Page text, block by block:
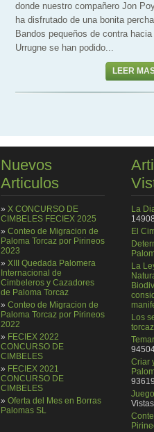
donde nuestro compañero Jon
ha disfrutado de una bonita
Bandos pequeños de contra hacia
Urrugne se han podido...
LEER
Nuevos
Articulos
» X CONCURSO DE
CIMBELES FECIEX 2025
» Conteo de Migracion de
Paloma Torcaz por Pirineos
2023
» XIII Quedada Palomera
Internacional de
Cimbeleros y Cazadores
de Paloma Torcaz
» Conteo de Migracion de
Paloma Torcaz por Pirineos
2022
» FECIEX 2022
CONCURSO DE
CIMBELES
» FECIEX 2021
CONCURSO DE
CIMBELES
» Oferta del Mes en Borras
Palomas SL
La
El
La
Los
torcaz
Criar
Vistas